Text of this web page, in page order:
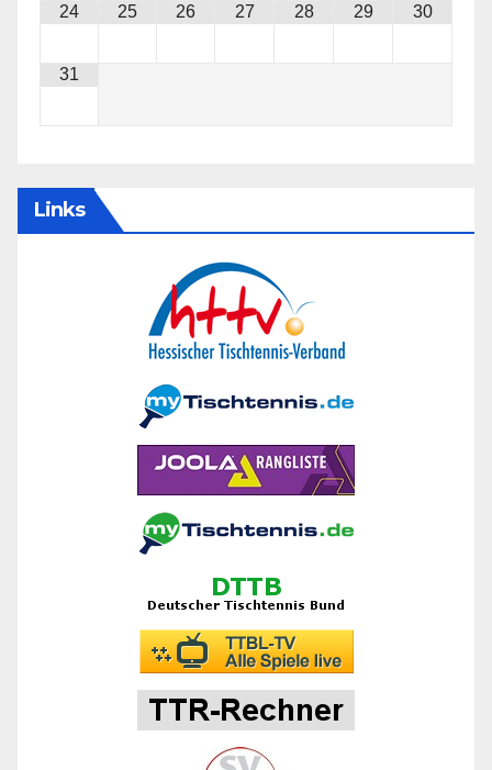
24 25 26 27 28 29 30
31
Links